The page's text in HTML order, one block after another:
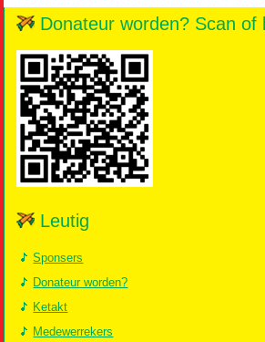
Donateur worden? Scan of
Leutig
Sponsers
Donateur worden?
Ketakt
Medewerrekers